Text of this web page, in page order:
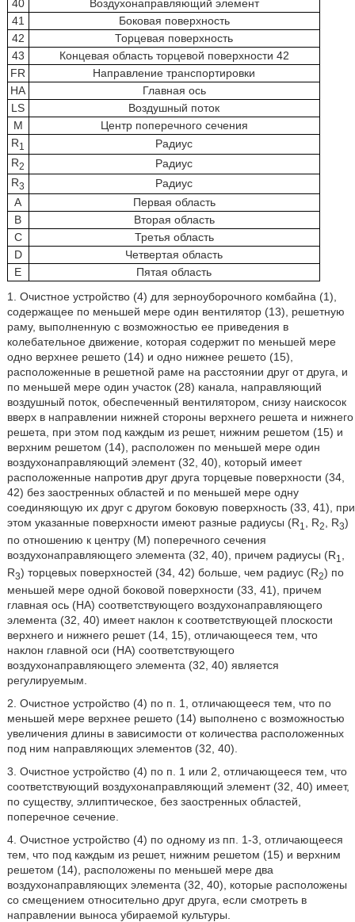
40
Воздухонаправляющий элемент
41
Боковая поверхность
42
Торцевая поверхность
43
Концевая область торцевой поверхности 42
FR
Направление транспортировки
НА
Главная ось
LS
Воздушный поток
М
Центр поперечного сечения
R1
Радиус
R2
Радиус
R3
Радиус
А
Первая область
В
Вторая область
С
Третья область
D
Четвертая область
Е
Пятая область
1. Очистное устройство (4) для зерноуборочного комбайна (1),
содержащее по меньшей мере один вентилятор (13), решетную
раму, выполненную с возможностью ее приведения в
колебательное движение, которая содержит по меньшей мере
одно верхнее решето (14) и одно нижнее решето (15),
расположенные в решетной раме на расстоянии друг от друга, и
по меньшей мере один участок (28) канала, направляющий
воздушный поток, обеспеченный вентилятором, снизу наискосок
вверх в направлении нижней стороны верхнего решета и нижнего
решета, при этом под каждым из решет, нижним решетом (15) и
верхним решетом (14), расположен по меньшей мере один
воздухонаправляющий элемент (32, 40), который имеет
расположенные напротив друг друга торцевые поверхности (34,
42) без заостренных областей и по меньшей мере одну
соединяющую их друг с другом боковую поверхность (33, 41), при
этом указанные поверхности имеют разные радиусы (R1 , R2 , R3)
по отношению к центру (М) поперечного сечения
воздухонаправляющего элемента (32, 40), причем радиусы (R1
R3) торцевых поверхностей (34, 42) больше, чем радиус (R2) по
меньшей мере одной боковой поверхности (33, 41), причем
главная ось (НА) соответствующего воздухонаправляющего
элемента (32, 40) имеет наклон к соответствующей плоскости
верхнего и нижнего решет (14, 15), отличающееся тем, что
наклон главной оси (НА) соответствующего
воздухонаправляющего элемента (32, 40) является
регулируемым.
2. Очистное устройство (4) по п. 1, отличающееся тем, что по
меньшей мере верхнее решето (14) выполнено с возможностью
увеличения длины в зависимости от количества расположенных
под ним направляющих элементов (32, 40).
3. Очистное устройство (4) по п. 1 или 2, отличающееся тем, что
соответствующий воздухонаправляющий элемент (32, 40) имеет,
по существу, эллиптическое, без заостренных областей,
поперечное сечение.
4. Очистное устройство (4) по одному из пп. 1-3, отличающееся
тем, что под каждым из решет, нижним решетом (15) и верхним
решетом (14), расположены по меньшей мере два
воздухонаправляющих элемента (32, 40), которые расположены
со смещением относительно друг друга, если смотреть в
направлении выноса убираемой культуры.